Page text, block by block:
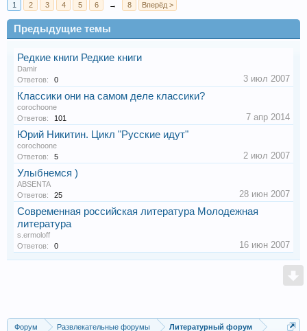
1
2 3 4 5 6 → 8 Вперёд >
Предыдущие темы
Редкие книги Редкие книги
Damir
Ответов:
0 3 июл 2007
Классики они на самом деле классики?
corochoone
Ответов:
101 7 апр 2014
Юрий Никитин. Цикл "Русские идут"
corochoone
Ответов:
5 2 июл 2007
Улыбнемся )
ABSENTA
Ответов:
25 28 июн 2007
Современная российская литература Молодежная
литература
s.ermoloff
Ответов:
0 16 июн 2007
Форум Развлекательные форумы Литературный форум